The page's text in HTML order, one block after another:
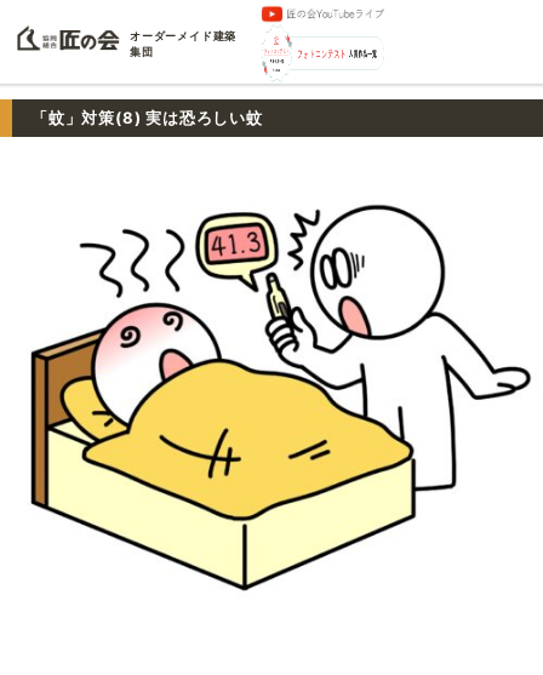
オーダーメイド建築
集団
「蚊」対策(8) 実は恐ろしい蚊